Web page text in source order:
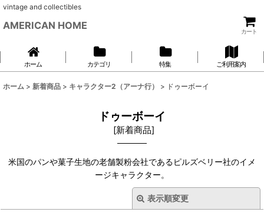
vintage and collectibles
AMERICAN HOME
カート
ホーム カテゴリ 特集 ご利用案内
ホーム > 新着商品 > キャラクター2（アーナ行） > ドゥーボーイ
ドゥーボーイ
[新着商品]
米国のパンや菓子生地の老舗製粉会社であるピルズベリー社のイメ
ージキャラクター。
表示順変更